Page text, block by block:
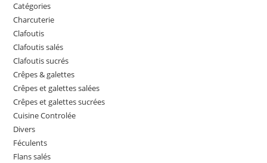
Catégories
Charcuterie
Clafoutis
Clafoutis salés
Clafoutis sucrés
Crêpes & galettes
Crêpes et galettes salées
Crêpes et galettes sucrées
Cuisine Controlée
Divers
Féculents
Flans salés